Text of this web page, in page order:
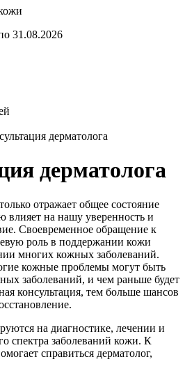
31.08.2026
дерматолога
дерматолога
отражает общее состояние
влияет на нашу уверенность и
Своевременное обращение к
роль в поддержании кожи
многих кожных заболеваний.
кожные проблемы могут быть
заболеваний, и чем раньше будет
консультация, тем больше шансов
на диагностике, лечении и
спектра заболеваний кожи. К
справиться дерматолог,